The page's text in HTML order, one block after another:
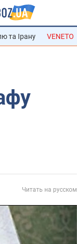
та Ірану VENETO
Читать на русском